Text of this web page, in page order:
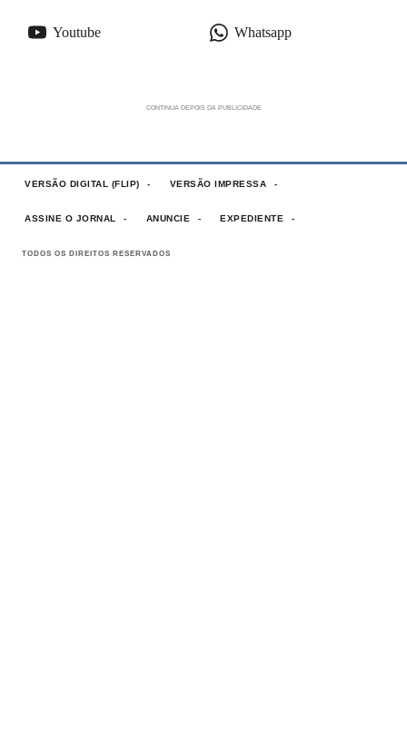
Youtube Whatsapp
VERSÃO DIGITAL (FLIP) VERSÃO IMPRESSA
ASSINE O JORNAL ANUNCIE EXPEDIENTE
TODOS OS DIREITOS RESERVADOS